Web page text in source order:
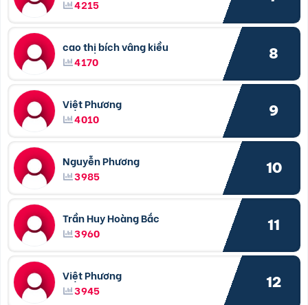
4215
cao thị bích vâng kiều
4170
8
Việt Phương
4010
9
Nguyễn Phương
3985
10
Trần Huy Hoàng Bắc
3960
11
Việt Phương
3945
12